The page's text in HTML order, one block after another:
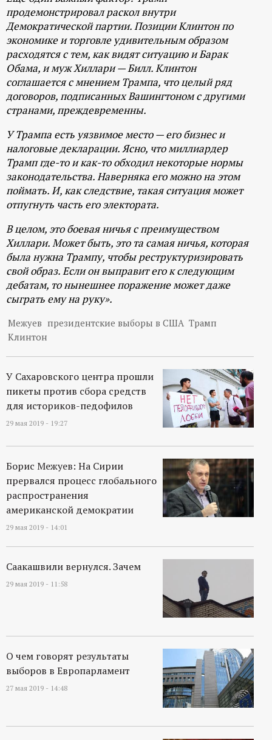
продемонстрировал раскол внутри
Демократической партии. Позиции Клинтон по
экономике и торговле удивительным образом
расходятся с тем, как видят ситуацию и Барак
Обама, и муж Хиллари — Билл. Клинтон
соглашается с мнением Трампа, что целый ряд
договоров, подписанных Вашингтоном с другими
странами, преждевременны.
У Трампа есть уязвимое место — его бизнес и
налоговые декларации. Ясно, что миллиардер
Трамп где-то и как-то обходил некоторые нормы
законодательства. Наверняка его можно на этом
поймать. И, как следствие, такая ситуация может
отпугнуть часть его электората.
В целом, это боевая ничья с преимуществом
Хиллари. Может быть, это та самая ничья, которая
была нужна Трампу, чтобы реструктуризировать
свой образ. Если он выправит его к следующим
дебатам, то нынешнее поражение может даже
сыграть ему на руку».
Межуев президентские выборы в США Трамп
Клинтон
У Сахаровского центра прошли
пикеты против сбора средств
для историков-педофилов
29 мая 2019 - 19:27
Борис Межуев: На Сирии
прервался процесс глобального
распространения
американской демократии
29 мая 2019 - 14:01
Саакашвили вернулся. Зачем
29 мая 2019 - 11:58
О чем говорят результаты
выборов в Европарламент
27 мая 2019 - 14:48